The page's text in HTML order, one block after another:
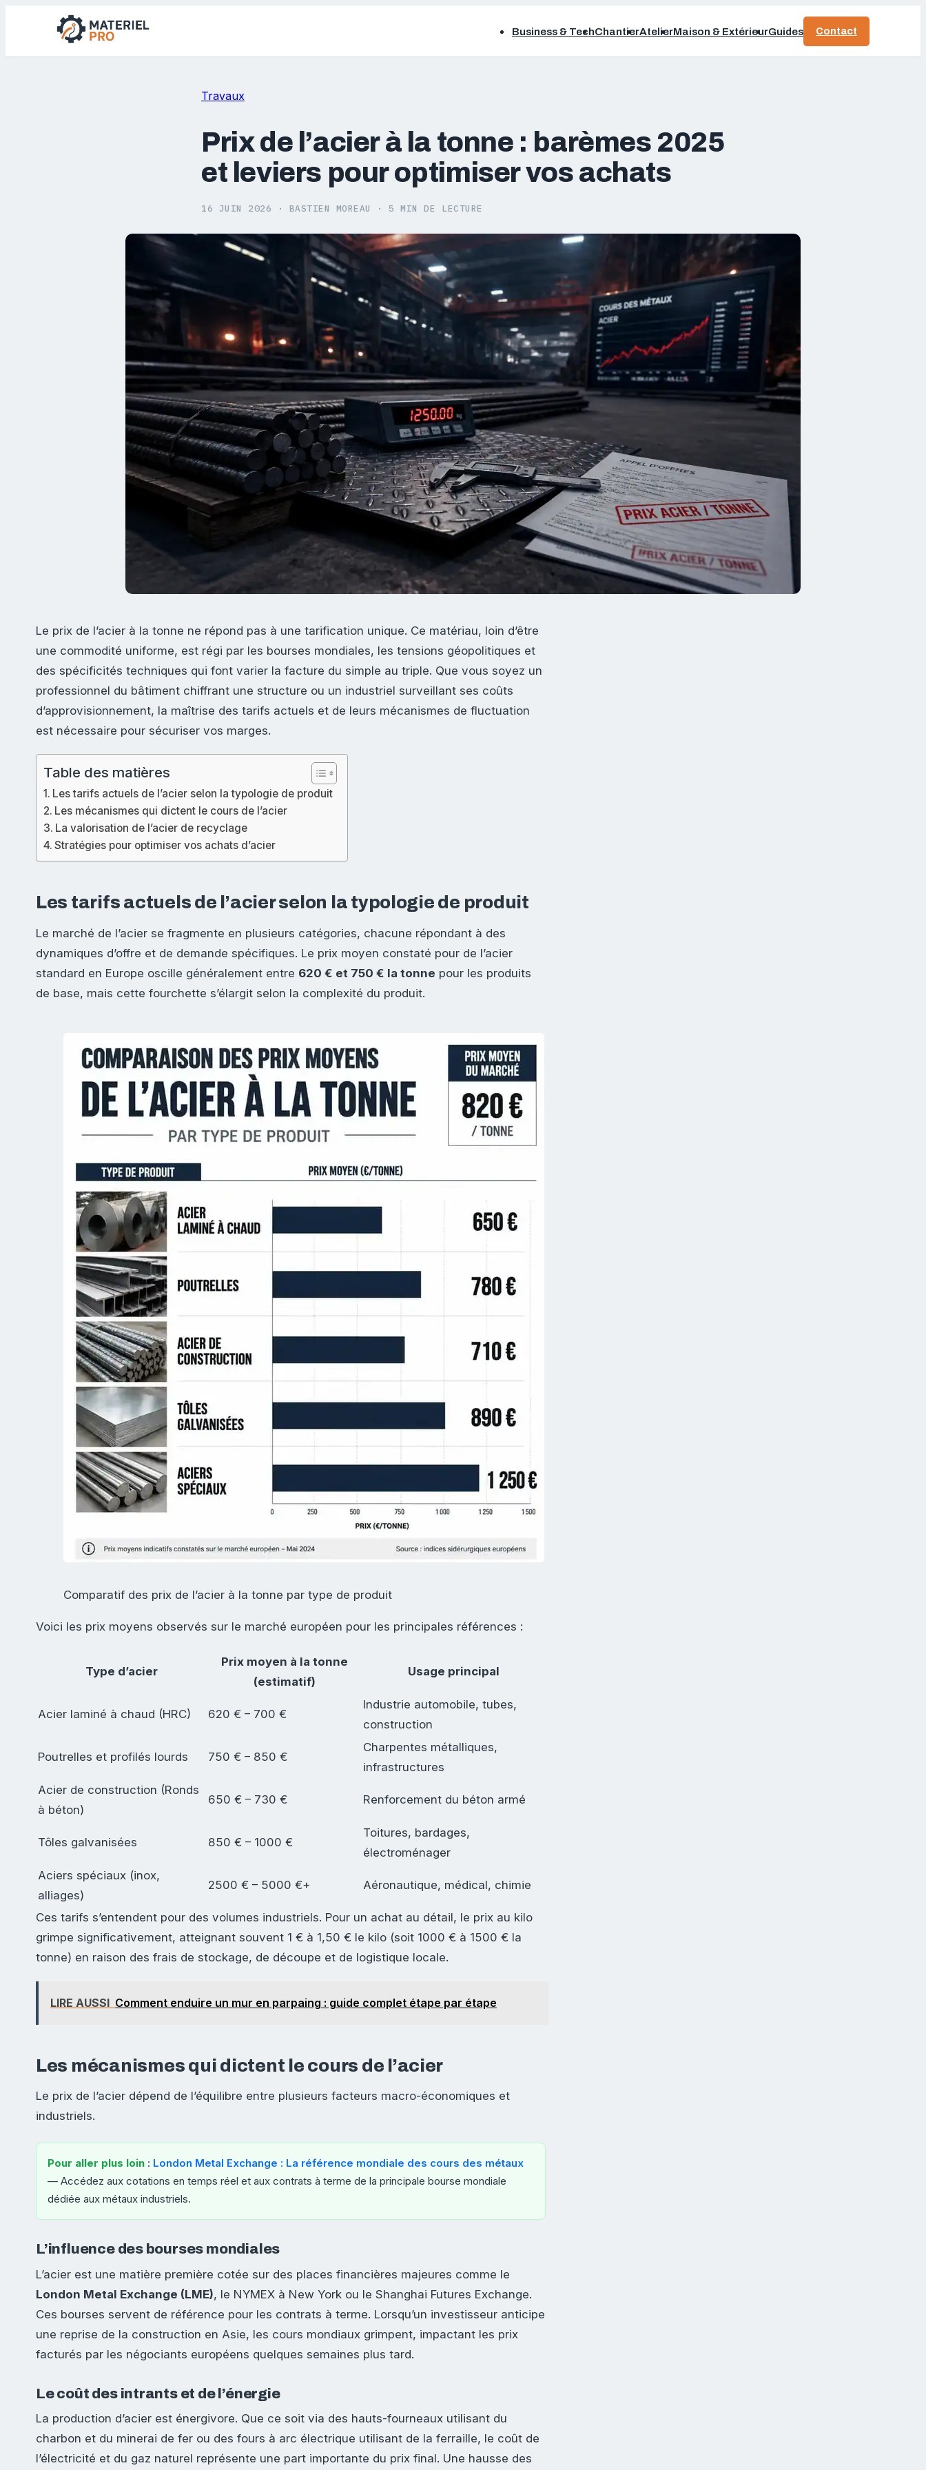
Business & TechChantierAtelierMaison & ExtérieurGuides Contact
Travaux
Prix de l’acier à la tonne : barèmes 2025
et leviers pour optimiser vos achats
16 JUIN 2026 · BASTIEN MOREAU · 5 MIN DE LECTURE
Le prix de l’acier à la tonne ne répond pas à une tarification unique. Ce matériau, loin d’être
une commodité uniforme, est régi par les bourses mondiales, les tensions géopolitiques et
des spécificités techniques qui font varier la facture du simple au triple. Que vous soyez un
professionnel du bâtiment chiffrant une structure ou un industriel surveillant ses coûts
d’approvisionnement, la maîtrise des tarifs actuels et de leurs mécanismes de fluctuation
est nécessaire pour sécuriser vos marges.
Table des matières
Les tarifs actuels de l’acier selon la typologie de produit
Les mécanismes qui dictent le cours de l’acier
La valorisation de l’acier de recyclage
Stratégies pour optimiser vos achats d’acier
Les tarifs actuels de l’acier selon la typologie de produit
Le marché de l’acier se fragmente en plusieurs catégories, chacune répondant à des
dynamiques d’offre et de demande spécifiques. Le prix moyen constaté pour de l’acier
standard en Europe oscille généralement entre 620 € et 750 € la tonne pour les produits
de base, mais cette fourchette s’élargit selon la complexité du produit.
Comparatif des prix de l’acier à la tonne par type de produit
Voici les prix moyens observés sur le marché européen pour les principales références :
Type d’acier
Prix moyen à la tonne
(estimatif)
Usage principal
Acier laminé à chaud (HRC) 620 € – 700 €
Industrie automobile, tubes,
construction
Poutrelles et profilés lourds 750 € – 850 €
Charpentes métalliques,
infrastructures
Acier de construction (Ronds
à béton)
650 € – 730 € Renforcement du béton armé
Tôles galvanisées 850 € – 1000 €
Toitures, bardages,
électroménager
Aciers spéciaux (inox,
alliages)
2500 € – 5000 €+ Aéronautique, médical, chimie
Ces tarifs s’entendent pour des volumes industriels. Pour un achat au détail, le prix au kilo
grimpe significativement, atteignant souvent 1 € à 1,50 € le kilo (soit 1000 € à 1500 € la
tonne) en raison des frais de stockage, de découpe et de logistique locale.
LIRE AUSSI Comment enduire un mur en parpaing : guide complet étape par étape
Les mécanismes qui dictent le cours de l’acier
Le prix de l’acier dépend de l’équilibre entre plusieurs facteurs macro-économiques et
industriels.
Pour aller plus loin : London Metal Exchange : La référence mondiale des cours des métaux
— Accédez aux cotations en temps réel et aux contrats à terme de la principale bourse mondiale
dédiée aux métaux industriels.
L’influence des bourses mondiales
L’acier est une matière première cotée sur des places financières majeures comme le
London Metal Exchange (LME), le NYMEX à New York ou le Shanghai Futures Exchange.
Ces bourses servent de référence pour les contrats à terme. Lorsqu’un investisseur anticipe
une reprise de la construction en Asie, les cours mondiaux grimpent, impactant les prix
facturés par les négociants européens quelques semaines plus tard.
Le coût des intrants et de l’énergie
La production d’acier est énergivore. Que ce soit via des hauts-fourneaux utilisant du
charbon et du minerai de fer ou des fours à arc électrique utilisant de la ferraille, le coût de
l’électricité et du gaz naturel représente une part importante du prix final. Une hausse des